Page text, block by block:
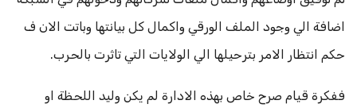
اضافة الي وجود الملف الورقي واكمال كل بيانتها وباتت الان ف
حكم انتظار الامر بترحيلها الي الولايات التي تاثرت بالحرب.
ففكرة قيام صرح خاص بهذه الادارة لم يكن وليد اللحظة او